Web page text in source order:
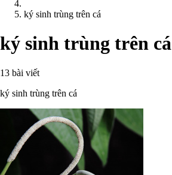
ký sinh trùng trên cá
ký sinh trùng trên cá
13 bài viết
ký sinh trùng trên cá